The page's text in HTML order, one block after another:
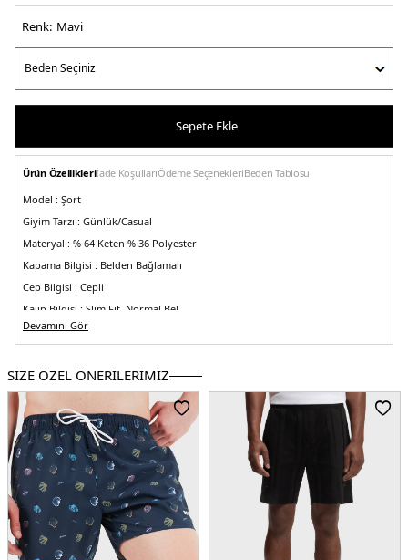
Renk: mavi̇
Sepete Ekle
Ürün Özellikleriİade KoşullarıÖdeme SeçenekleriBeden Tablosu
Model : Şort
Giyim Tarzı : Günlük/Casual
Materyal : % 64 Keten % 36 Polyester
Kapama Bilgisi : Belden Bağlamalı
Cep Bilgisi : Cepli
Kalıp Bilgisi : Slim Fit, Normal Bel
Üretim Yeri :Bangladeş
5DY150536863462.42
Devamını Gör
SİZE ÖZEL ÖNERİLERİMİZ